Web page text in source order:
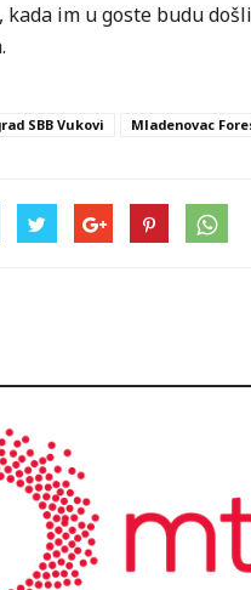
kada im u goste budu došli
SBB Vukovi Mladenovac